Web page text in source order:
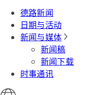
德路新闻
日期与活动
新闻与媒体
新闻稿
新闻下载
时事通讯